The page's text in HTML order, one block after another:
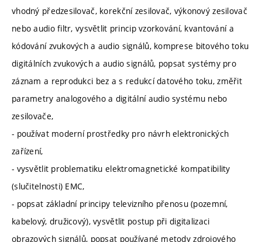
vhodný předzesilovač, korekční zesilovač, výkonový zesilovač
nebo audio filtr, vysvětlit princip vzorkování, kvantování a
kódování zvukových a audio signálů, komprese bitového toku
digitálních zvukových a audio signálů, popsat systémy pro
záznam a reprodukci bez a s redukcí datového toku, změřit
parametry analogového a digitální audio systému nebo
zesilovače,
- používat moderní prostředky pro návrh elektronických
zařízení,
- vysvětlit problematiku elektromagnetické kompatibility
(slučitelnosti) EMC,
- popsat základní principy televizního přenosu (pozemní,
kabelový, družicový), vysvětlit postup při digitalizaci
obrazových signálů, popsat používané metody zdrojového